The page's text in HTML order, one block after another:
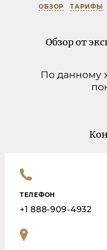
ОБЗОР ТАРИФЫ
Обзор от
По данному
ТЕЛЕФОН
+1 888-909-4932